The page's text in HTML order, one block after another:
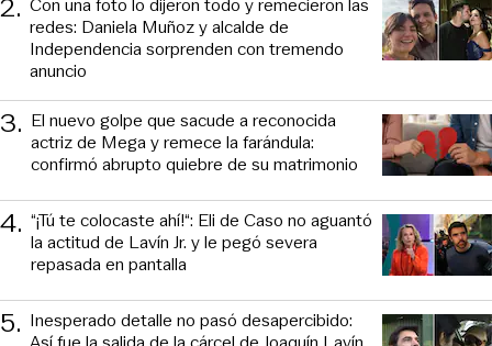
2. Con una foto lo dijeron todo y remecieron las
redes: Daniela Muñoz y alcalde de
Independencia sorprenden con tremendo
anuncio
3. El nuevo golpe que sacude a reconocida
actriz de Mega y remece la farándula:
confirmó abrupto quiebre de su matrimonio
4. “¡Tú te colocaste ahí!“: Eli de Caso no aguantó
la actitud de Lavín Jr. y le pegó severa
repasada en pantalla
5. Inesperado detalle no pasó desapercibido: